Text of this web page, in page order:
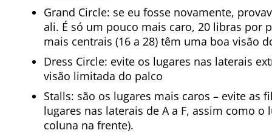
Grand Circle: se eu fosse novamente,
ali. É só um pouco mais caro, 20 libras por
mais centrais (16 a 28) têm uma boa visão
Dress Circle: evite os lugares nas laterais
visão limitada do palco
Stalls: são os lugares mais caros – evite as
lugares nas laterais de A a F, assim como o
coluna na frente).